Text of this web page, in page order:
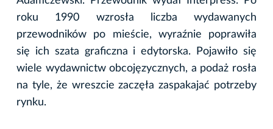
roku 1990 wzrosła liczba wydawanych
przewodników po mieście, wyraźnie poprawiła
się ich szata graficzna i edytorska. Pojawiło się
wiele wydawnictw obcojęzycznych, a podaż rosła
na tyle, że wreszcie zaczęła zaspakajać potrzeby
rynku.